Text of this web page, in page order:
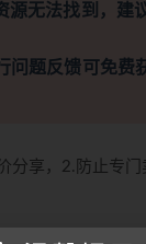
源无法找到，建
问题反馈可免费
分享，2.防止专